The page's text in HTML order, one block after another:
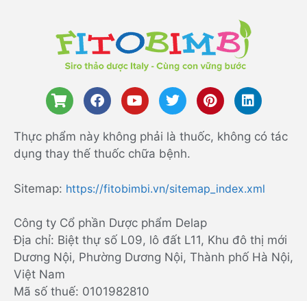
Thực phẩm này không phải là thuốc, không có tác
dụng thay thế thuốc chữa bệnh.
Sitemap: https://fitobimbi.vn/sitemap_index.xml
Công ty Cổ phần Dược phẩm Delap
Địa chỉ: Biệt thự số L09, lô đất L11, Khu đô thị mới
Dương Nội, Phường Dương Nội, Thành phố Hà Nội,
Việt Nam
Mã số thuế: 0101982810